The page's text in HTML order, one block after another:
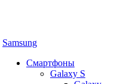
Samsung
Смартфоны
Galaxy S